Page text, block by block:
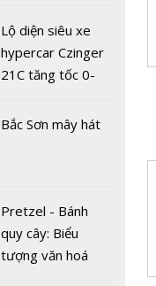
2020: Doanh
nghiệp kỳ vọng
vào các cơ hội mới
Nikkei Asian
hàng tại khu dịch
vụ trong dịch
Covid-19
Lộ diện siêu xe
hypercar Czinger
21C tăng tốc 0-
2 giây
Bắc Sơn mây hát
Pretzel - Bánh
quy cây: Biểu
tượng văn hoá